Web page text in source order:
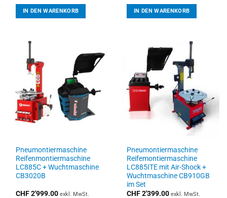
IN DEN WARENKORB IN DEN WARENKORB
Pneumontiermaschine
Reifenmontiermaschine
LC885C + Wuchtmaschine
CB3020B
CHF2'999.00 exkl. MwSt.
Pneumontiermaschine
Reifemontiermaschine
LC885ITE mit Air-Shock +
Wuchtmaschine CB910GB
im Set
CHF2'399.00 exkl. MwSt.